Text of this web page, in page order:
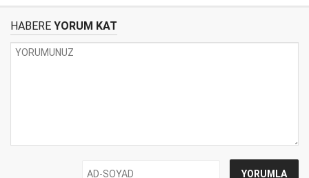
HABERE YORUM KAT